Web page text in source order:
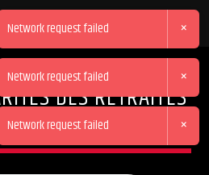
DES RETRAITÉS
4E TRIMESTRE
Network request failed ×
Network request failed ×
Network request failed ×